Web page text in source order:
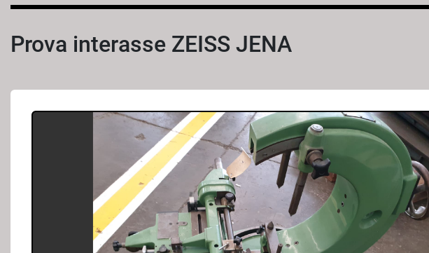
Prova interasse ZEISS JENA